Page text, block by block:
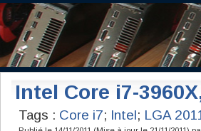
Intel Core i7-
Tags : Core i7; Intel; LGA